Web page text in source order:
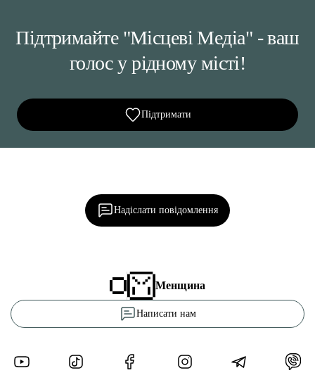
Підтримайте "Місцеві Медіа" - ваш
голос у рідному місті!
Підтримати
Надіслати повідомлення
Менщина
Написати нам